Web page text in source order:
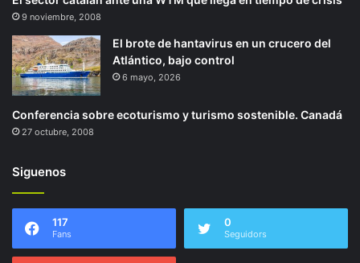
9 noviembre, 2008
El brote de hantavirus en un crucero del
Atlántico, bajo control
6 mayo, 2026
Conferencia sobre ecoturismo y turismo sostenible. Canadá
27 octubre, 2008
Siguenos
117
Fans
0
Seguidors